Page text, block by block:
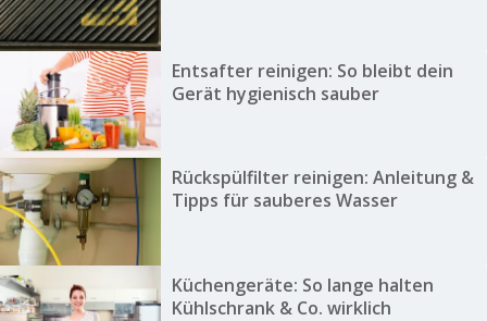
Entsafter reinigen: So bleibt dein
Gerät hygienisch sauber
Rückspülfilter reinigen: Anleitung &
Tipps für sauberes Wasser
Küchengeräte: So lange halten
Kühlschrank & Co. wirklich